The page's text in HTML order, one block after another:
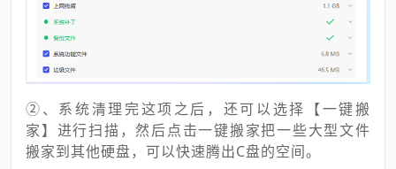
②、系统清理完这项之后，还可以选择【一键搬
家】进行扫描，然后点击一键搬家把一些大型文件
搬家到其他硬盘，可以快速腾出C盘的空间。